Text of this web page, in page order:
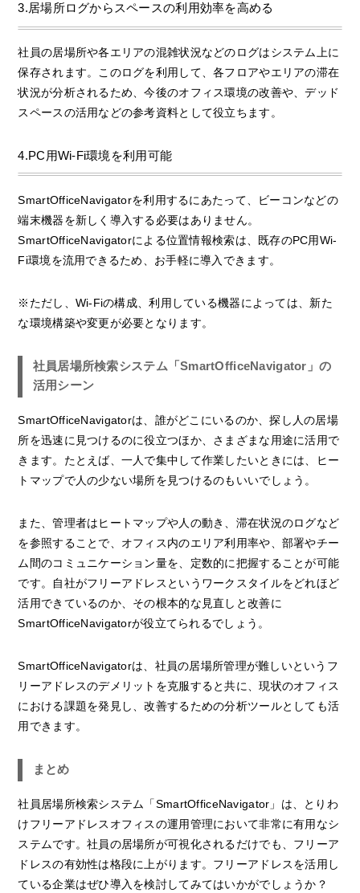
3.居場所ログからスペースの利用効率を高める
社員の居場所や各エリアの混雑状況などのログはシステム上に
保存されます。このログを利用して、各フロアやエリアの滞在
状況が分析されるため、今後のオフィス環境の改善や、デッド
スペースの活用などの参考資料として役立ちます。
4.PC用Wi-Fi環境を利用可能
SmartOfficeNavigatorを利用するにあたって、ビーコンなどの
端末機器を新しく導入する必要はありません。
SmartOfficeNavigatorによる位置情報検索は、既存のPC用Wi-
Fi環境を流用できるため、お手軽に導入できます。
※ただし、Wi-Fiの構成、利用している機器によっては、新た
な環境構築や変更が必要となります。
社員居場所検索システム「SmartOfficeNavigator」の
活用シーン
SmartOfficeNavigatorは、誰がどこにいるのか、探し人の居場
所を迅速に見つけるのに役立つほか、さまざまな用途に活用で
きます。たとえば、一人で集中して作業したいときには、ヒー
トマップで人の少ない場所を見つけるのもいいでしょう。
また、管理者はヒートマップや人の動き、滞在状況のログなど
を参照することで、オフィス内のエリア利用率や、部署やチー
ム間のコミュニケーション量を、定数的に把握することが可能
です。自社がフリーアドレスというワークスタイルをどれほど
活用できているのか、その根本的な見直しと改善に
SmartOfficeNavigatorが役立てられるでしょう。
SmartOfficeNavigatorは、社員の居場所管理が難しいというフ
リーアドレスのデメリットを克服すると共に、現状のオフィス
における課題を発見し、改善するための分析ツールとしても活
用できます。
まとめ
社員居場所検索システム「SmartOfficeNavigator」は、とりわ
けフリーアドレスオフィスの運用管理において非常に有用なシ
ステムです。社員の居場所が可視化されるだけでも、フリーア
ドレスの有効性は格段に上がります。フリーアドレスを活用し
ている企業はぜひ導入を検討してみてはいかがでしょうか？